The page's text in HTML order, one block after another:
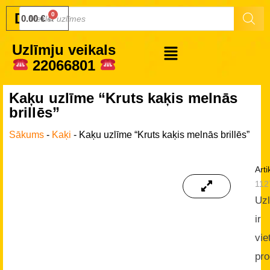
Druku.lv
0.00€
Uzlīmju veikals
22066801
Kaķu uzlīme “Kruts kaķis melnās
brillēs”
Sākums - Kaķi - Kaķu uzlīme “Kruts kaķis melnās brillēs”
ir